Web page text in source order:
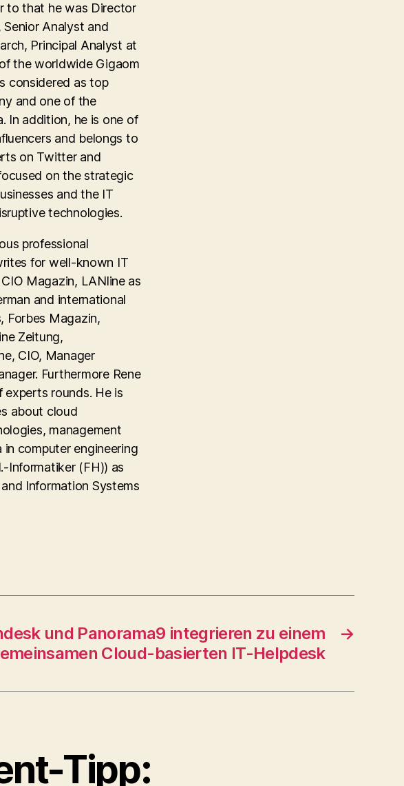
to that he was Director
Analyst and
Principal Analyst at
the worldwide Gigaom
considered as top
and one of the
In addition, he is one of
and belongs to
on Twitter and
on the strategic
and the IT
technologies.
professional
for well-known IT
Magazin, LANline as
and international
Forbes Magazin,
Zeitung,
CIO, Manager
Furthermore Rene
experts rounds. He is
about cloud
management
computer engineering
Informatiker (FH)) as
Information Systems
→
und Panorama9 integrieren zu einem
Cloud-basierten IT-Helpdesk
Tipp: